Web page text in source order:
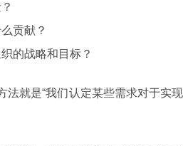
贡献？
的战略和目标？
法就是“我们认定某些需求对于实